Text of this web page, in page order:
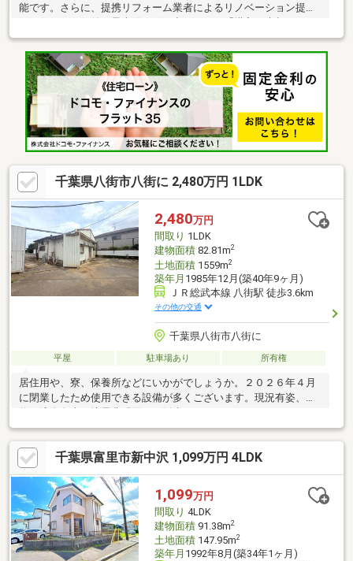
能です。さらに、提携リフォーム業者によるリノベーション提案
ォーム」すべて当社にお任せください。
千葉県八街市八街に 2,480万円 1LDK
2,480万円
間取り 1LDK
建物面積82.81m2
土地面積1559m2
築年月 1985年12月(築40年9ヶ月)
ＪＲ総武本線 八街駅 徒歩3.6km
その他の交通
千葉県八街市八街に
平屋 駐車場あり 所有権
居住用や、寮、保養所などにいかがでしょうか。２０２６年４月
に閉業したため使用できる設備が多くございます。現況有姿、契
千葉県富里市新中沢 1,099万円 4LDK
1,099万円
間取り 4LDK
建物面積91.38m2
土地面積147.95m2
築年月 1992年8月(築34年1ヶ月)